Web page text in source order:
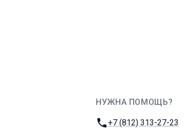
НУЖНА ПОМОЩЬ?
Телефон:
+7 (812) 313-27-23